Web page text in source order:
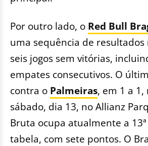
Por outro lado, o Red Bull
uma sequência de resultados
seis jogos sem vitórias,
empates consecutivos. O
contra o Palmeiras, em 1 a
sábado, dia 13, no Allianz
Bruta ocupa atualmente a
tabela, com sete pontos. O